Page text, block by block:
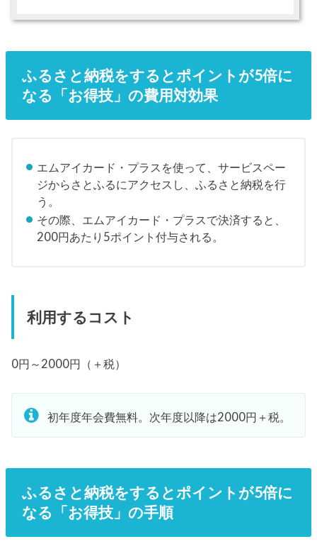
ふるさと納税をするとポイントが5倍に
なる「お得技」の費用対効果
エムアイカード・プラスを使って、サービスペー
ジからさとふるにアクセスし、ふるさと納税を行
う。
その際、エムアイカード・プラスで決済すると、
200円あたり5ポイント付与される。
利用するコスト
0円～2000円（＋税）
初年度年会費無料。次年度以降は2000円＋税。
ふるさと納税をするとポイントが5倍に
なる「お得技」の手順